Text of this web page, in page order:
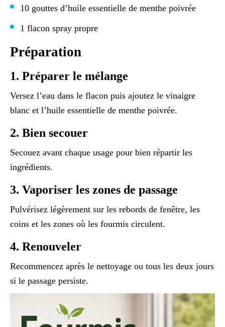
10 gouttes d’huile essentielle de menthe poivrée
1 flacon spray propre
Préparation
1. Préparer le mélange
Versez l’eau dans le flacon puis ajoutez le vinaigre
blanc et l’huile essentielle de menthe poivrée.
2. Bien secouer
Secouez avant chaque usage pour bien répartir les
ingrédients.
3. Vaporiser les zones de passage
Pulvérisez légèrement sur les rebords de fenêtre, les
coins et les zones où les fourmis circulent.
4. Renouveler
Recommencez après le nettoyage ou tous les deux jours
si le passage persiste.